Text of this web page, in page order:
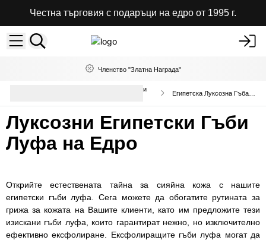
Честна търговия с подаръци на едро от 1995 г.
Членство "Златна Награда"
Качествени Козметични аксесоари
Египетска Луксозна Гъба Луфа
Луксозни Египетски Гъби
Луфа на Едро
Открийте естествената тайна за сияйна кожа с нашите
египетски гъби луфа. Сега можете да обогатите рутината за
грижа за кожата на Вашите клиенти, като им предложите тези
изискани гъби луфа, които гарантират нежно, но изключително
ефективно ексфолиране. Ексфолиращите гъби луфа могат да